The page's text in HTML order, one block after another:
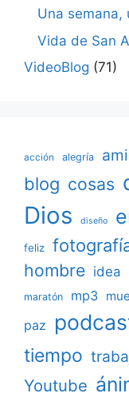
Una semana,
Vida de San
VideoBlog (71)
acción alegría
blog cosas
Dios diseño
feliz
hombre idea
maratón mp3
paz
tiempo
Youtube